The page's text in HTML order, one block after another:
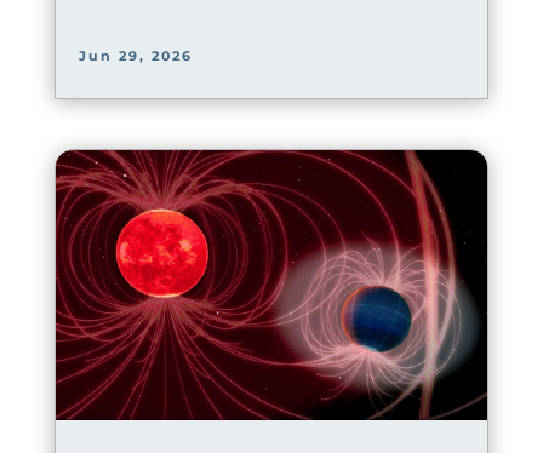
Jun 29, 2026